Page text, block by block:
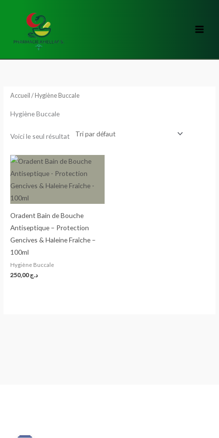
Accueil / Hygiène Buccale
Hygiène Buccale
Voici le seul résultat
Oradent Bain de Bouche
Antiseptique – Protection
Gencives & Haleine Fraîche –
100ml
Hygiène Buccale
د.ج250,00